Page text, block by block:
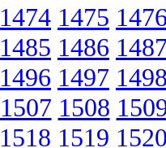
1474 1475
1485 1486
1496 1497
1507 1508
1518 1519